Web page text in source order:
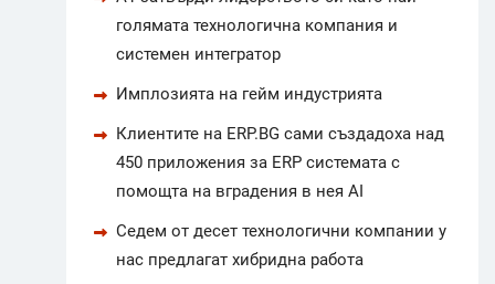
голямата технологична компания и
системен интегратор
Имплозията на гейм индустрията
Клиентите на ERP.BG сами създадоха над
450 приложения за ERP системата с
помощта на вградения в нея AI
Седем от десет технологични компании у
нас предлагат хибридна работа